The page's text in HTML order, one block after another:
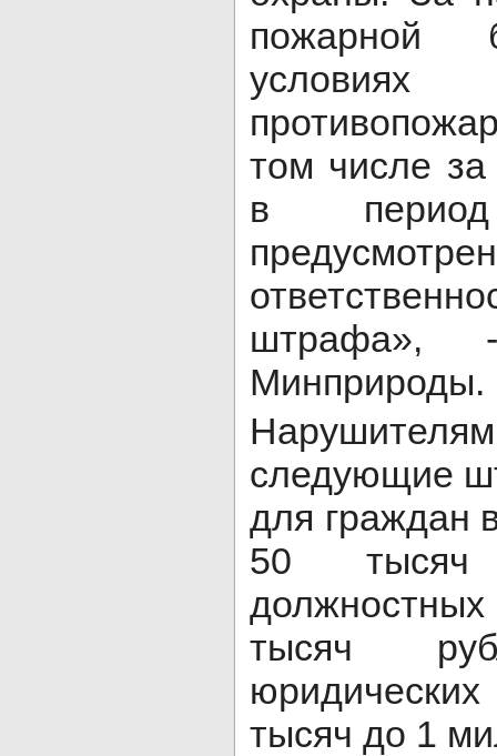
пожарной
том числе
в период
штрафа»,
Минприроды.
следующие
для граждан
50
тысяч
тысяч до 1